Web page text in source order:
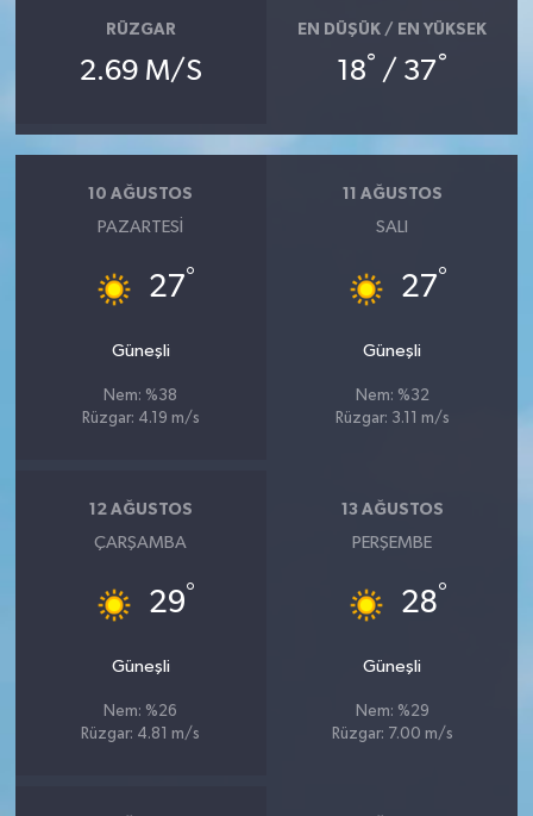
RÜZGAR
2.69 M/S
EN DÜŞÜK / EN YÜKSEK
18° / 37°
10 AĞUSTOS
PAZARTESI
27°
Güneşli
Nem: %38
Rüzgar: 4.19 m/s
11 AĞUSTOS
SALI
27°
Güneşli
Nem: %32
Rüzgar: 3.11 m/s
12 AĞUSTOS
ÇARŞAMBA
29°
Güneşli
Nem: %26
Rüzgar: 4.81 m/s
13 AĞUSTOS
PERŞEMBE
28°
Güneşli
Nem: %29
Rüzgar: 7.00 m/s